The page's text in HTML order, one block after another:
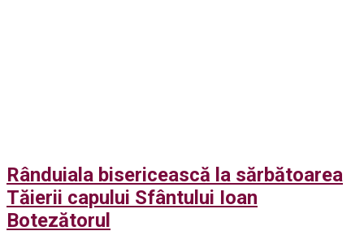
Rânduiala bisericească la sărbătoarea
Tăierii capului Sfântului Ioan
Botezătorul